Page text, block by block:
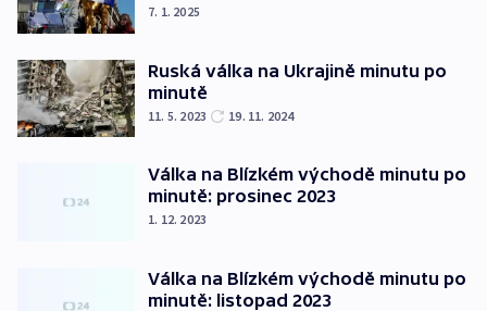
7. 1. 2025
Ruská válka na Ukrajině minutu po
minutě
11. 5. 2023 19. 11. 2024
Válka na Blízkém východě minutu po
minutě: prosinec 2023
1. 12. 2023
Válka na Blízkém východě minutu po
minutě: listopad 2023